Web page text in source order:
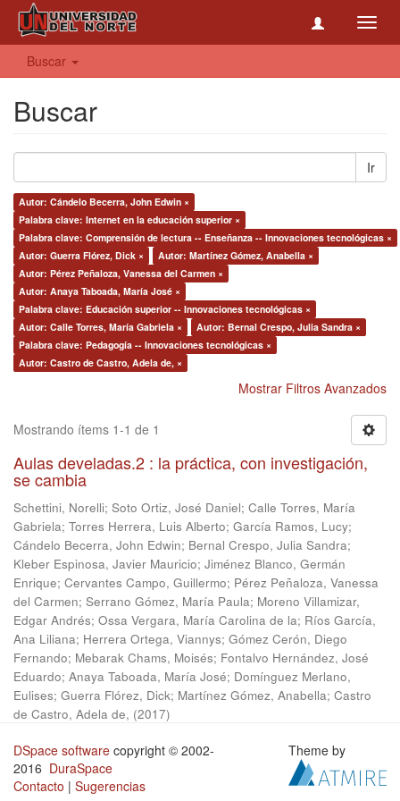
Buscar
Buscar
Ir
Autor: Cándelo Becerra, John Edwin ×
Palabra clave: Internet en la educación superior ×
Palabra clave: Comprensión de lectura -- Enseñanza -- Innovaciones tecnológicas ×
Autor: Guerra Flórez, Dick ×
Autor: Martínez Gómez, Anabella ×
Autor: Pérez Peñaloza, Vanessa del Carmen ×
Autor: Anaya Taboada, María José ×
Palabra clave: Educación superior -- Innovaciones tecnológicas ×
Autor: Calle Torres, María Gabriela ×
Autor: Bernal Crespo, Julia Sandra ×
Palabra clave: Pedagogía -- Innovaciones tecnológicas ×
Autor: Castro de Castro, Adela de, ×
Mostrar Filtros Avanzados
Mostrando ítems 1-1 de 1
Aulas develadas.2 : la práctica, con investigación,
se cambia
Schettini, Norelli; Soto Ortiz, José Daniel; Calle Torres, María
Gabriela; Torres Herrera, Luis Alberto; García Ramos, Lucy;
Cándelo Becerra, John Edwin; Bernal Crespo, Julia Sandra;
Kleber Espinosa, Javier Mauricio; Jiménez Blanco, Germán
Enrique; Cervantes Campo, Guillermo; Pérez Peñaloza, Vanessa
del Carmen; Serrano Gómez, María Paula; Moreno Villamizar,
Edgar Andrés; Ossa Vergara, María Carolina de la; Ríos García,
Ana Liliana; Herrera Ortega, Viannys; Gómez Cerón, Diego
Fernando; Mebarak Chams, Moisés; Fontalvo Hernández, José
Eduardo; Anaya Taboada, María José; Domínguez Merlano,
Eulises; Guerra Flórez, Dick; Martínez Gómez, Anabella; Castro
de Castro, Adela de, (2017)
DSpace software copyright © 2002-
2016 DuraSpace
Contacto | Sugerencias
Theme by